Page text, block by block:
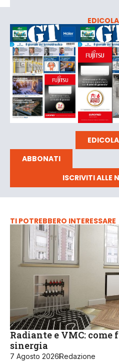
ABBONATI
ISCRIVITI ALLE
TI POTREBBERO INTERESSARE
Radiante e VMC:
sinergia
7 Agosto 2026Redazione